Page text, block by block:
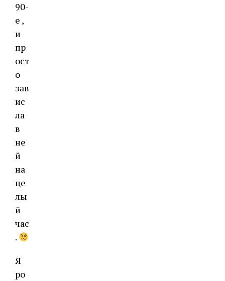
90-
е ,
и
пр
ост
о
зав
ис
ла
в
не
й
на
це
лы
й
час
.
Я
ро